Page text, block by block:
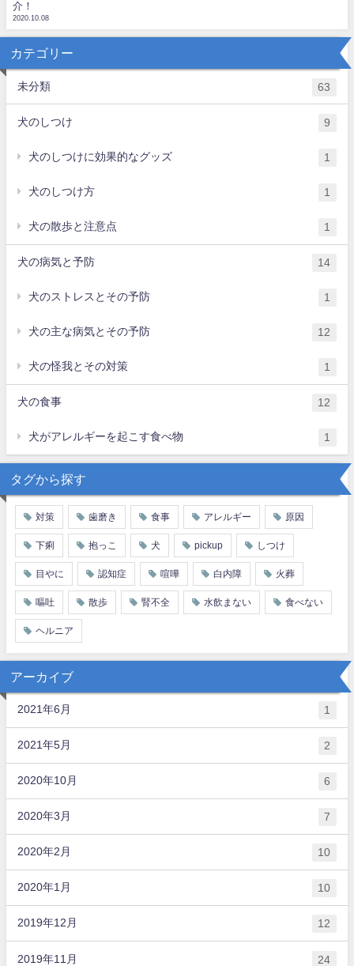
介！
2020.10.08
カテゴリー
未分類 63
犬のしつけ 9
犬のしつけに効果的なグッズ 1
犬のしつけ方 1
犬の散歩と注意点 1
犬の病気と予防 14
犬のストレスとその予防 1
犬の主な病気とその予防 12
犬の怪我とその対策 1
犬の食事 12
犬がアレルギーを起こす食べ物 1
タグから探す
対策 歯磨き 食事 アレルギー 原因
下痢 抱っこ 犬 pickup しつけ
目やに 認知症 喧嘩 白内障 火葬
嘔吐 散歩 腎不全 水飲まない 食べない
ヘルニア
アーカイブ
2021年6月 1
2021年5月 2
2020年10月 6
2020年3月 7
2020年2月 10
2020年1月 10
2019年12月 12
2019年11月 24